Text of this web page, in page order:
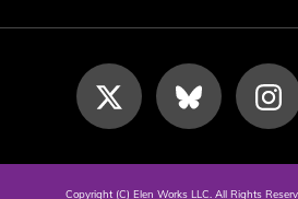
Copyright (C) Elen Works LLC. All Rights